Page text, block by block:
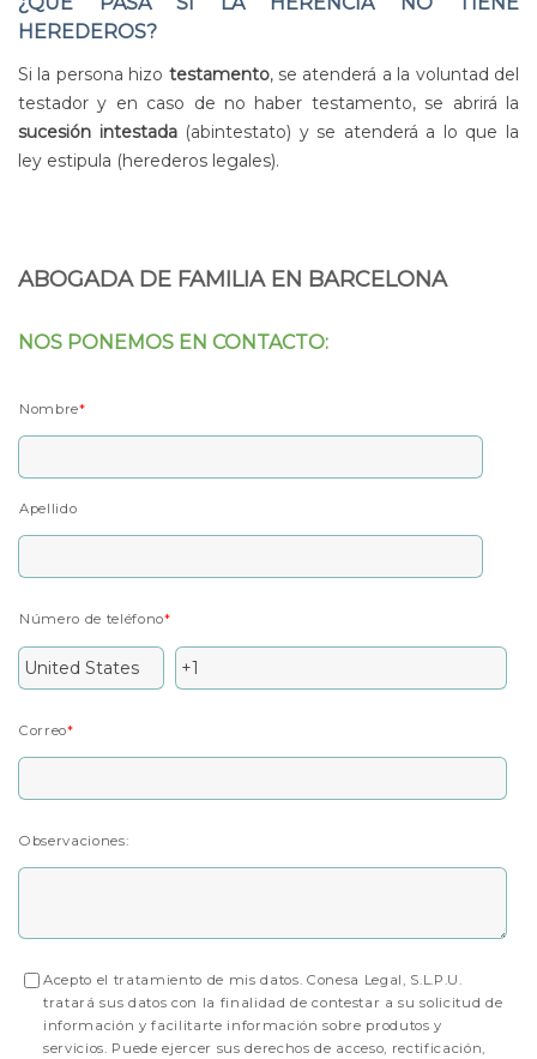
HEREDEROS?
Si la persona hizo testamento, se atenderá a la voluntad del
testador y en caso de no haber testamento, se abrirá la
sucesión intestada(abintestato) y se atenderá a lo que la
ley estipula (herederos legales).
ABOGADA DE FAMILIA EN BARCELONA
NOS PONEMOS EN CONTACTO:
Nombre*
Apellido
Número de teléfono*
Correo*
Observaciones:
Acepto el tratamiento de mis datos. Conesa Legal, S.L.P.U.
tratará sus datos con la finalidad de contestar a su solicitud de
información y facilitarte información sobre produtos y
servicios. Puede ejercer sus derechos de acceso, rectificación,